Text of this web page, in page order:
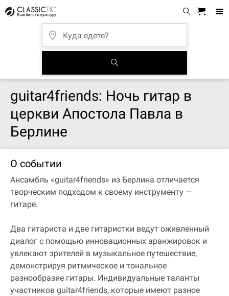
guitar4friends: Ночь гитар в
церкви Апостола Павла в
Берлине
О событии
Ансамбль «guitar4friends» из Берлина отличается
творческим подходом к своему инструменту —
гитаре.
Два гитариста и две гитаристки ведут оживленный
диалог с помощью инновационных аранжировок и
увлекают зрителей в музыкальное путешествие,
демонстрируя ритмическое и тональное
разнообразие гитары. Индивидуальные таланты
участников guitar4friends, которые имеют разное